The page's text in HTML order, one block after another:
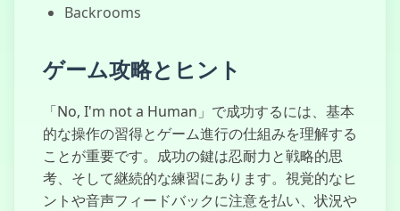
Backrooms
ゲーム攻略とヒント
「No, I'm not a Human」で成功するには、基本
的な操作の習得とゲーム進行の仕組みを理解する
ことが重要です。成功の鍵は忍耐力と戦略的思
考、そして継続的な練習にあります。視覚的なヒ
ントや音声フィードバックに注意を払い、状況や